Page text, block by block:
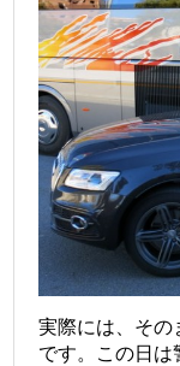
実際には、その
です。この日は